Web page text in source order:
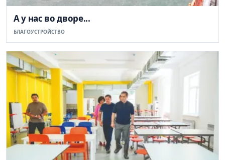
А у нас во дворе...
БЛАГОУСТРОЙСТВО